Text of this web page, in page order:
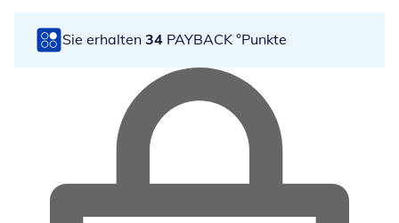
Sie erhalten 34 PAYBACK °Punkte